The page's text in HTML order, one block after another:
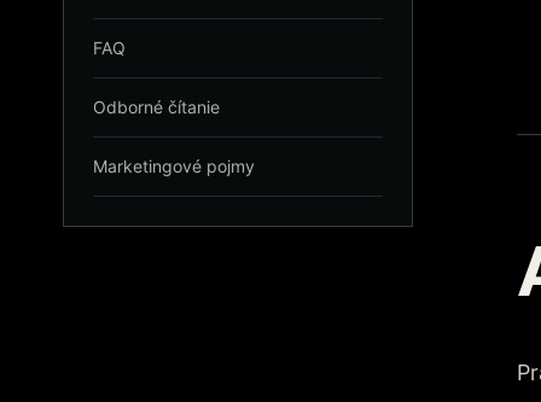
FAQ
Odborné čítanie
Marketingové pojmy